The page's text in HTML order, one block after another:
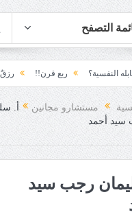
التصفح
ربع قرن!! رزقٌ من
مستشارو مجانين
أ.
سيد أحمد
رجب سيد